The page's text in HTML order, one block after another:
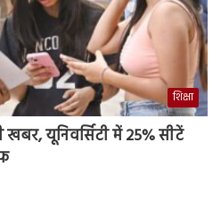
शिक्षा
यूनिवर्सिटी में 25% सीटें